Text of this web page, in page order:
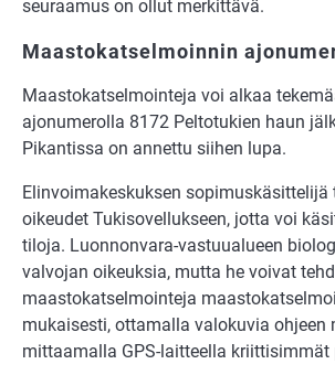
seuraamus on ollut merkittävä.
Maastokatselmoinnin
Maastokatselmointeja voi alkaa
ajonumerolla 8172 Peltotukien haun
Pikantissa on annettu siihen lupa.
Elinvoimakeskuksen sopimuskäsittelijä
oikeudet Tukisovellukseen, jotta voi
tiloja. Luonnonvara-vastuualueen
valvojan oikeuksia, mutta he voivat
maastokatselmointeja
mukaisesti, ottamalla valokuvia ohjeen
mittaamalla GPS-laitteella kriittisimmät